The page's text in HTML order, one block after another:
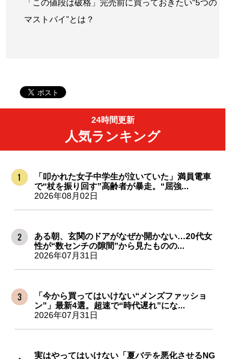
「この値段は破格」完売前に買っておきたい“5つの
マストバイ”とは？
24時間更新
人気ランキング
「叩かれた女子中学生が泣いていた」満員電車
で“杖を振り回す”高齢者が暴走。“屈強...
2026年08月02日
ある朝、玄関のドアがなぜか開かない…20代女
性が“数センチの隙間”から見たものの...
2026年07月31日
「今から買ってはいけない“メンズファッショ
ン”」最新4選。超速で“時代遅れ”にな...
2026年07月31日
実はやってはいけない「夏バテを悪化させるNG